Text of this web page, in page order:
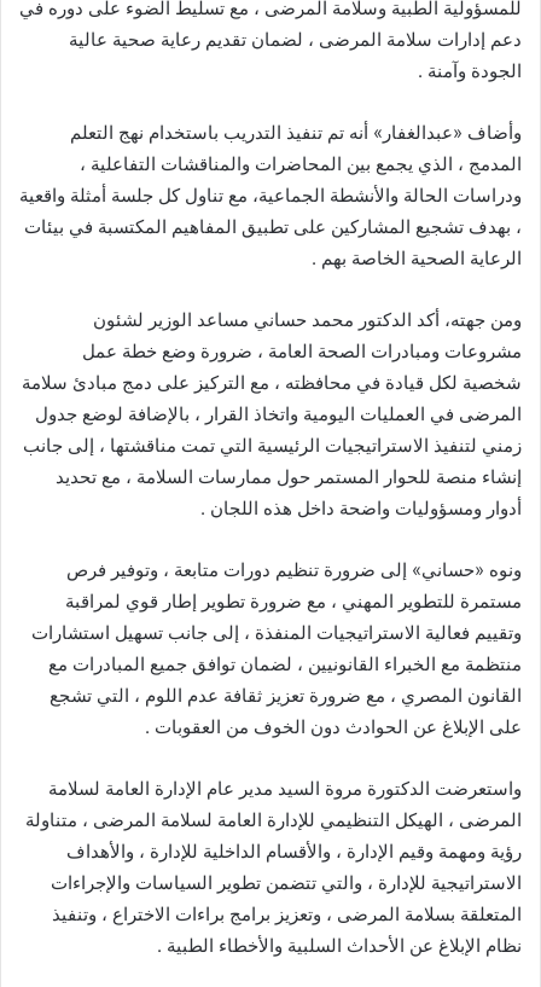
للمسؤولية الطبية وسلامة المرضى ، مع تسليط الضوء على دوره في
دعم إدارات سلامة المرضى ، لضمان تقديم رعاية صحية عالية
الجودة وآمنة .
وأضاف «عبدالغفار» أنه تم تنفيذ التدريب باستخدام نهج التعلم
المدمج ، الذي يجمع بين المحاضرات والمناقشات التفاعلية ،
ودراسات الحالة والأنشطة الجماعية، مع تناول كل جلسة أمثلة واقعية
، بهدف تشجيع المشاركين على تطبيق المفاهيم المكتسبة في بيئات
الرعاية الصحية الخاصة بهم .
ومن جهته، أكد الدكتور محمد حساني مساعد الوزير لشئون
مشروعات ومبادرات الصحة العامة ، ضرورة وضع خطة عمل
شخصية لكل قيادة في محافظته ، مع التركيز على دمج مبادئ سلامة
المرضى في العمليات اليومية واتخاذ القرار ، بالإضافة لوضع جدول
زمني لتنفيذ الاستراتيجيات الرئيسية التي تمت مناقشتها ، إلى جانب
إنشاء منصة للحوار المستمر حول ممارسات السلامة ، مع تحديد
أدوار ومسؤوليات واضحة داخل هذه اللجان .
ونوه «حساني» إلى ضرورة تنظيم دورات متابعة ، وتوفير فرص
مستمرة للتطوير المهني ، مع ضرورة تطوير إطار قوي لمراقبة
وتقييم فعالية الاستراتيجيات المنفذة ، إلى جانب تسهيل استشارات
منتظمة مع الخبراء القانونيين ، لضمان توافق جميع المبادرات مع
القانون المصري ، مع ضرورة تعزيز ثقافة عدم اللوم ، التي تشجع
على الإبلاغ عن الحوادث دون الخوف من العقوبات .
واستعرضت الدكتورة مروة السيد مدير عام الإدارة العامة لسلامة
المرضى ، الهيكل التنظيمي للإدارة العامة لسلامة المرضى ، متناولة
رؤية ومهمة وقيم الإدارة ، والأقسام الداخلية للإدارة ، والأهداف
الاستراتيجية للإدارة ، والتي تتضمن تطوير السياسات والإجراءات
المتعلقة بسلامة المرضى ، وتعزيز برامج براءات الاختراع ، وتنفيذ
نظام الإبلاغ عن الأحداث السلبية والأخطاء الطبية .